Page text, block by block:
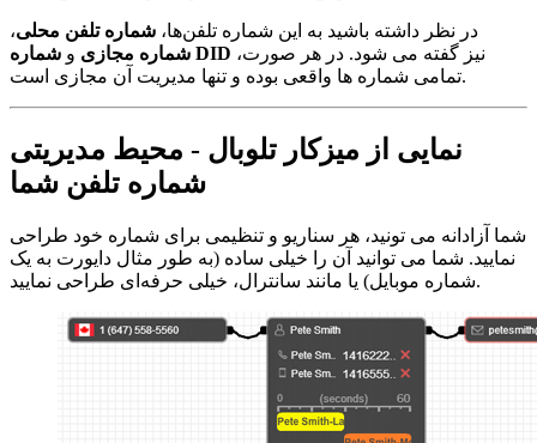
در نظر داشته باشید به این شماره تلفن‌ها، شماره تلفن محلی،
شماره مجازی و شماره DID
تمامی شماره ها واقعی بوده و تنها مدیریت آن مجازی است.
نمایی از میزکار تلوبال - محیط مدیریتی
شماره تلفن شما
شما آزادانه می تونید، هر سناریو و تنظیمی برای شماره خود طراحی
نمایید. شما می توانید آن را خیلی ساده (به طور مثال دایورت به یک
شماره موبایل) یا مانند سانترال، خیلی حرفه‌ای طراحی نمایید.